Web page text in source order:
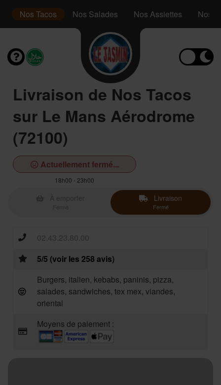
Nos Tacos Nos Salades Nos Assiettes Nos
Livraison de Nos Tacos
sur Le Mans Aérodrome
(72100)
Actuellement fermé...
18h00 - 23h00
Livraison
Fermé
02.43.23.80.00
5/5 (voir les 258 avis)
Burgers, italien, kebabs, paninis, pizza,
salades, sandwiches, tex mex, viandes,
oriental
Moyens de paiement :